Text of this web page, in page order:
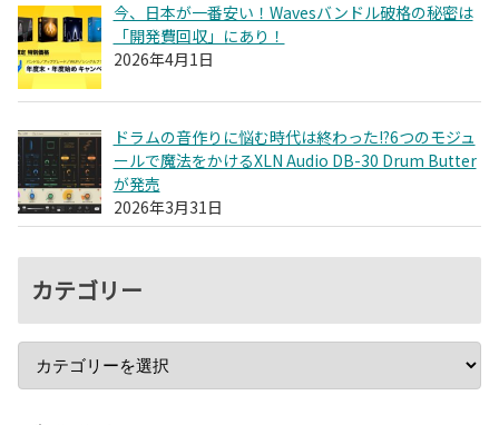
今、日本が一番安い！Wavesバンドル破格の秘密は
「開発費回収」にあり！
2026年4月1日
ドラムの音作りに悩む時代は終わった!?6つのモジュ
ールで魔法をかけるXLN Audio DB-30 Drum Butter
が発売
2026年3月31日
カテゴリー